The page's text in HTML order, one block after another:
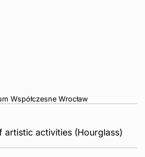
Współczesne Wrocław
artistic activities (Hourglass)